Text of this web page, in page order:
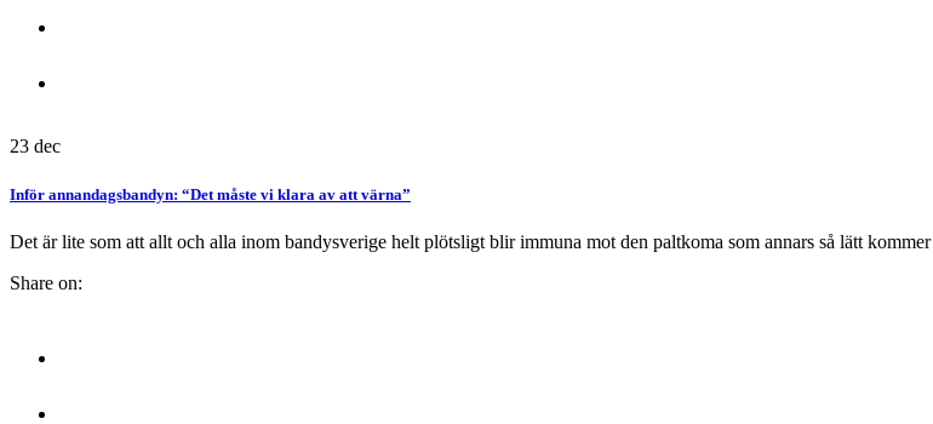
23 dec
Inför annandagsbandyn: “Det måste vi klara av att värna”
Det är lite som att allt och alla inom bandysverige helt plötsligt blir immuna mot den paltkoma som annars så lätt
Share on: